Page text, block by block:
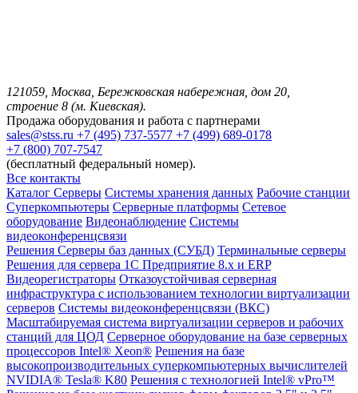
121059, Москва, Бережковская набережная, дом 20,
строение 8 (м. Киевская).
Продажа оборудования и работа с партнерами
sales@stss.ru +7 (495) 737-5577 +7 (499) 689-0178
+7 (800) 707-7547
(бесплатный федеральный номер).
Все контакты
Каталог Серверы Системы хранения данных Рабочие станции
Суперкомпьютеры Серверные платформы Сетевое
оборудование Видеонаблюдение Системы
видеоконференцсвязи
Решения Серверы баз данных (СУБД) Терминальные серверы
Решения для сервера 1С Предприятие 8.x и ERP
Видеорегистраторы Отказоустойчивая серверная
инфраструктура с использованием технологии виртуализации
серверов Системы видеоконференцсвязи (ВКС)
Масштабируемая система виртуализации серверов и рабочих
станций для ЦОД Серверное оборудование на базе серверных
процессоров Intel® Xeon® Решения на базе
высокопроизводительных суперкомпьютерных вычислителей
NVIDIA® Tesla® K80 Решения с технологией Intel® vPro™